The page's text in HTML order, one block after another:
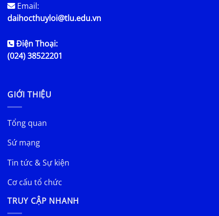
Email:
daihocthuyloi@tlu.edu.vn
Điện Thoại:
(024) 38522201
GIỚI THIỆU
Tổng quan
Sứ mạng
Tin tức & Sự kiện
Cơ cấu tổ chức
TRUY CẬP NHANH